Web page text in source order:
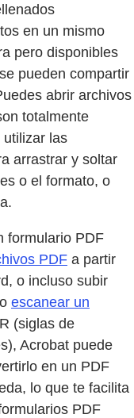
en un mismo
pero disponibles
pueden compartir
abrir archivos
totalmente
utilizar las
arrastrar y soltar
o el formato, o
formulario PDF
PDF a partir
o incluso subir
escanear un
(siglas de
Acrobat puede
en un PDF
lo que te facilita
PDF